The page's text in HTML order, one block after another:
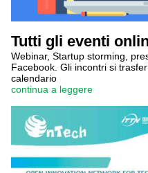
Tutti gli eventi
Webinar, Startup storming,
Facebook. Gli incontri si
calendario
continua a leggere